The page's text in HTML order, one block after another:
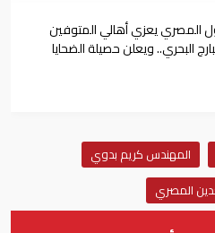
المصري يعزي أهالي المتوفين
البحري.. ويعلن حصيلة الضحايا
المهندس كريم بدوي
المصري